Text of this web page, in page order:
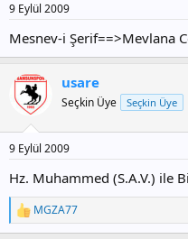
9 Eylül 2009
Mesnev-i Şerif==>Mevlana
usare
Seçkin Üye Seçkin Üye
9 Eylül 2009
Hz. Muhammed (S.A.V.) ile
T
e
MGZA77